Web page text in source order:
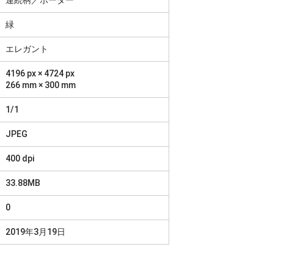
緑
エレガント
4196 px × 4724 px
266 mm × 300 mm
1/1
JPEG
400 dpi
33.88MB
0
2019年3月19日